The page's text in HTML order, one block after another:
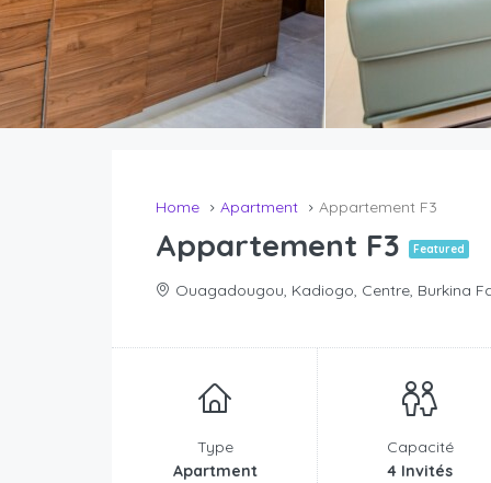
Home Apartment Appartement F3
Appartement F3 Featured
Ouagadougou, Kadiogo, Centre, Burkina
Type
Apartment
Capacité
4 Invités